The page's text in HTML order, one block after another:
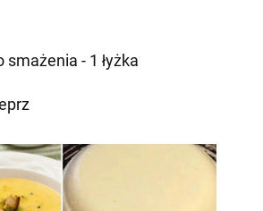
smażenia - 1 łyżka